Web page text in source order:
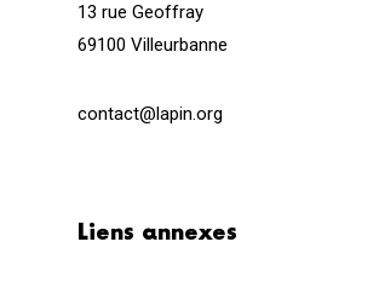
13 rue Geoffray
69100 Villeurbanne
contact@lapin.org
Liens annexes